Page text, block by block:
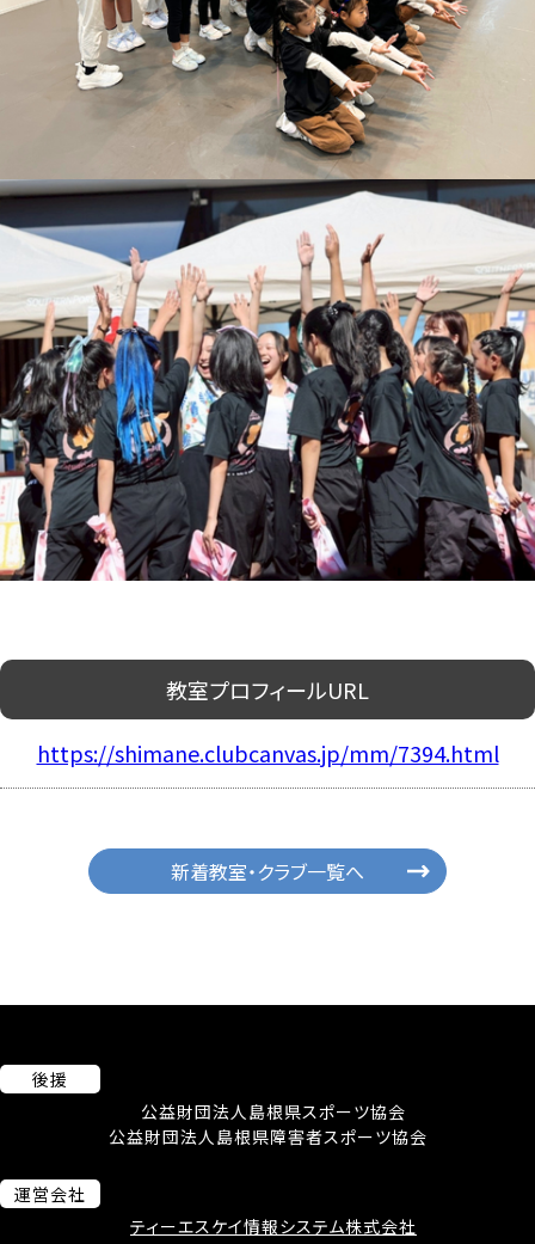
教室プロフィールURL
https://shimane.clubcanvas.jp/mm/7394.html
新着教室・クラブ一覧へ
後援
公益財団法人島根県スポーツ協会
公益財団法人島根県障害者スポーツ協会
運営会社
ティーエスケイ情報システム株式会社